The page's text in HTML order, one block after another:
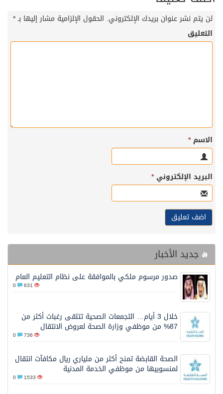
لن يتم نشر عنوان بريدك الإلكتروني. الحقول الإلزامية مشار إليها بـ*
التعليق
الاسم*
البريد الإلكتروني*
جديد الأخبار
صدور مرسوم ملكي بالموافقة على نظام التعليم العام
631
خلال 3 أيام… التجمعات الصحية تتلقى رغبات أكثر من
87% من موظفي وزارة الصحة لعروض الانتقال
736
الصحة القابضة تمنح أكثر من ملياري ريال مكافآت انتقال
لمنسوبيها من موظفي الخدمة المدنية
1533